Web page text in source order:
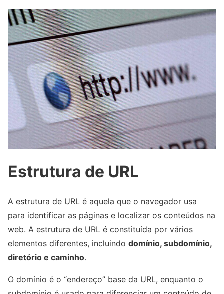
Estrutura de URL
A estrutura de URL é aquela que o navegador usa
para identificar as páginas e localizar os conteúdos na
web. A estrutura de URL é constituída por vários
elementos diferentes, incluindo domínio, subdomínio,
diretório e caminho.
O domínio é o “endereço” base da URL, enquanto o